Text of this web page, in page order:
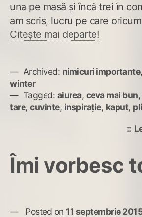
una pe masă și încă trei în
am scris, lucru pe care
Citește mai departe!
Archived: nimicuri importante,
winter
Tagged: aiurea, ceva mai bun,
tare, cuvinte, inspirație, kaput,
Îmi vorbesc
Posted on 11 septembrie 2015